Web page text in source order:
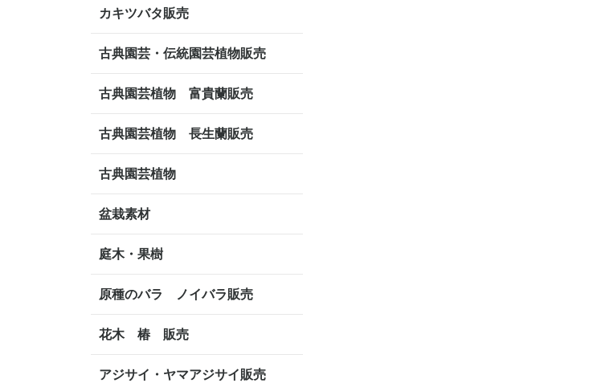
カキツバタ販売
古典園芸・伝統園芸植物販売
古典園芸植物 富貴蘭販売
古典園芸植物 長生蘭販売
古典園芸植物
盆栽素材
庭木・果樹
原種のバラ ノイバラ販売
花木 椿 販売
アジサイ・ヤマアジサイ販売